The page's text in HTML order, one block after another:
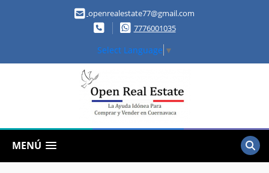
openrealestate77@gmail.com
7776001035
Select Language ▼
MENÚ